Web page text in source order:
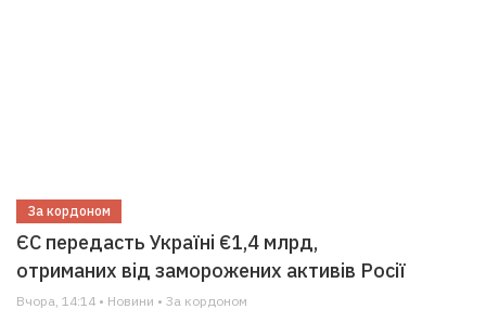
За кордоном
ЄС передасть Україні €1,4 млрд,
отриманих від заморожених активів Росії
Вчора, 14:14 • Новини • За кордоном